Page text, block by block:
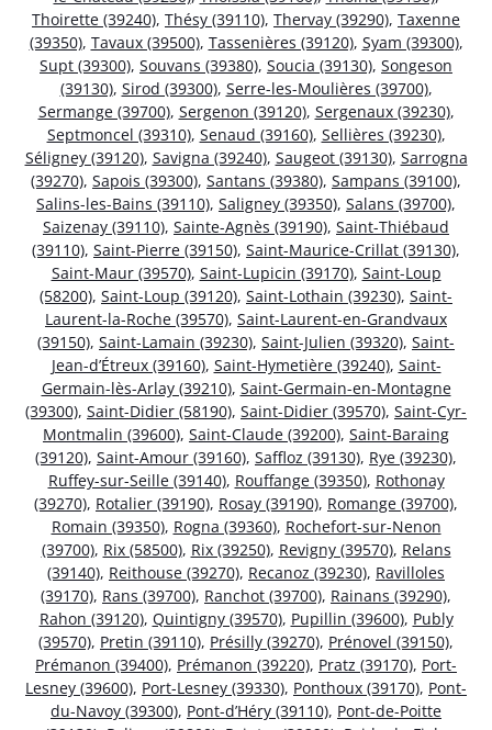
Thoirette (39240), Thésy (39110), Thervay (39290), Taxenne
(39350), Tavaux (39500), Tassenières (39120), Syam (39300),
Supt (39300), Souvans (39380), Soucia (39130), Songeson
(39130), Sirod (39300), Serre-les-Moulières (39700),
Sermange (39700), Sergenon (39120), Sergenaux (39230),
Septmoncel (39310), Senaud (39160), Sellières (39230),
Séligney (39120), Savigna (39240), Saugeot (39130), Sarrogna
(39270), Sapois (39300), Santans (39380), Sampans (39100),
Salins-les-Bains (39110), Saligney (39350), Salans (39700),
Saizenay (39110), Sainte-Agnès (39190), Saint-Thiébaud
(39110), Saint-Pierre (39150), Saint-Maurice-Crillat (39130),
Saint-Maur (39570), Saint-Lupicin (39170), Saint-Loup
(58200), Saint-Loup (39120), Saint-Lothain (39230), Saint-
Laurent-la-Roche (39570), Saint-Laurent-en-Grandvaux
(39150), Saint-Lamain (39230), Saint-Julien (39320), Saint-
Jean-d’Étreux (39160), Saint-Hymetière (39240), Saint-
Germain-lès-Arlay (39210), Saint-Germain-en-Montagne
(39300), Saint-Didier (58190), Saint-Didier (39570), Saint-Cyr-
Montmalin (39600), Saint-Claude (39200), Saint-Baraing
(39120), Saint-Amour (39160), Saffloz (39130), Rye (39230),
Ruffey-sur-Seille (39140), Rouffange (39350), Rothonay
(39270), Rotalier (39190), Rosay (39190), Romange (39700),
Romain (39350), Rogna (39360), Rochefort-sur-Nenon
(39700), Rix (58500), Rix (39250), Revigny (39570), Relans
(39140), Reithouse (39270), Recanoz (39230), Ravilloles
(39170), Rans (39700), Ranchot (39700), Rainans (39290),
Rahon (39120), Quintigny (39570), Pupillin (39600), Publy
(39570), Pretin (39110), Présilly (39270), Prénovel (39150),
Prémanon (39400), Prémanon (39220), Pratz (39170), Port-
Lesney (39600), Port-Lesney (39330), Ponthoux (39170), Pont-
du-Navoy (39300), Pont-d’Héry (39110), Pont-de-Poitte